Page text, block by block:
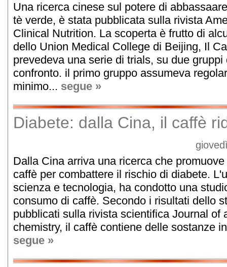
Una ricerca cinese sul potere di
tè verde, è stata pubblicata sulla rivista
Clinical Nutrition. La scoperta è frutto di
dello Union Medical College di Beijing, Il
prevedeva una serie di trials, su due gruppi
confronto. il primo gruppo assumeva
minimo... segue »
Diabete: dalla Cina, il caffè
Dalla Cina arriva una ricerca che
caffè per combattere il rischio di diabete.
scienza e tecnologia, ha condotto una
consumo di caffè. Secondo i risultati dello
pubblicati sulla rivista scientifica Journal of
chemistry, il caffè contiene delle sostanze
segue »